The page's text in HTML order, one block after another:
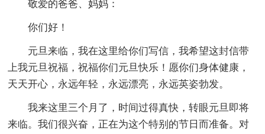
敬爱的爸爸、妈妈：
你们好！
元旦来临，我在这里给你们写信，我希望这封信带
上我元旦祝福，祝福你们元旦快乐！愿你们身体健康，
天天开心，永远年轻，永远漂亮，永远英姿勃发。
我来这里三个月了，时间过得真快，转眼元旦即将
来临。我们很兴奋，正在为这个特别的节日而准备。对